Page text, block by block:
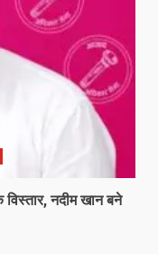
नदीम खान बने